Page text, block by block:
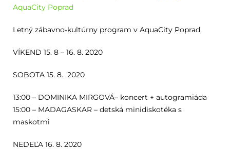
AquaCity Poprad
Letný zábavno-kultúrny program v AquaCity Poprad.
VÍKEND 15. 8 – 16. 8. 2020
SOBOTA 15. 8. 2020
13:00 – DOMINIKA MIRGOVÁ– koncert + autogramiáda
15:00 – MADAGASKAR – detská minidiskotéka s
maskotmi
NEDEĽA 16. 8. 2020